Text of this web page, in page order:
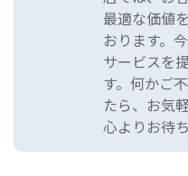
最適な価値
おります。
サービスを
す。何かご
たら、お気
心よりお待